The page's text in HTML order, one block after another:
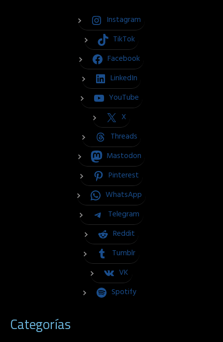
Instagram
TikTok
Facebook
LinkedIn
YouTube
X
Threads
Mastodon
Pinterest
WhatsApp
Telegram
Reddit
Tumblr
VK
Spotify
Categorías